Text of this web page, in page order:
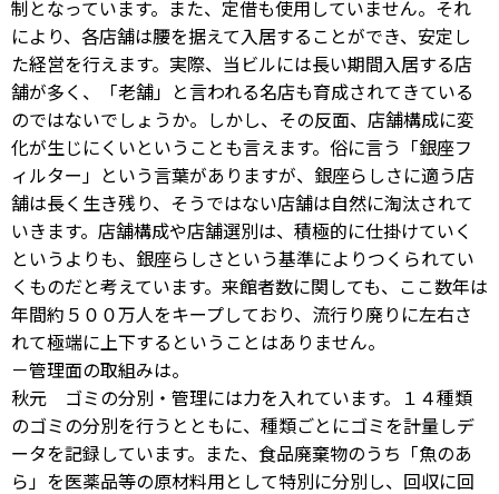
制となっています。また、定借も使用していません。それ
により、各店舗は腰を据えて入居することができ、安定し
た経営を行えます。実際、当ビルには長い期間入居する店
舗が多く、「老舗」と言われる名店も育成されてきている
のではないでしょうか。しかし、その反面、店舗構成に変
化が生じにくいということも言えます。俗に言う「銀座フ
ィルター」という言葉がありますが、銀座らしさに適う店
舗は長く生き残り、そうではない店舗は自然に淘汰されて
いきます。店舗構成や店舗選別は、積極的に仕掛けていく
というよりも、銀座らしさという基準によりつくられてい
くものだと考えています。来館者数に関しても、ここ数年は
年間約５００万人をキープしており、流行り廃りに左右さ
れて極端に上下するということはありません。
－管理面の取組みは。
秋元 ゴミの分別・管理には力を入れています。１４種類
のゴミの分別を行うとともに、種類ごとにゴミを計量しデ
ータを記録しています。また、食品廃棄物のうち「魚のあ
ら」を医薬品等の原材料用として特別に分別し、回収に回